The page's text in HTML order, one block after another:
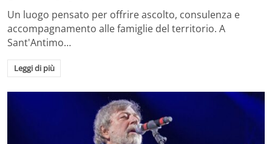
Un luogo pensato per offrire ascolto, consulenza e
accompagnamento alle famiglie del territorio. A
Sant'Antimo…
Leggi di più